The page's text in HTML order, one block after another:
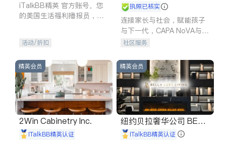
iTalkBB精英 官方账号。您
的美国生活福利播报员，精
专属福利。
活动/折扣
执照已核实
连接家长与社会，赋能孩子
与下一代，CAPA NoVA与您
携手建设包容、公平、充满
社区服务
精英会员
2Win Cabinetry Inc.
iTalkBB精英认证
精英会员
纽约贝拉奢华公司 BELL
A LUXE
iTalkBB精英认证